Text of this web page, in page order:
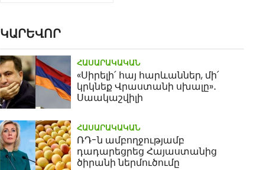
ԿԱՐԵՎՈՐ
ՀԱՍԱՐԱԿԱԿԱՆ
«Սիրելի՛ հայ հարևաններ, մի՛
կրկնեք Վրաստանի սխալը»․
Սաակաշվիլի
ՀԱՍԱՐԱԿԱԿԱՆ
ՌԴ-ն ամբողջությամբ
դադարեցրեց Հայաստանից
ծիրանի ներմուծումը